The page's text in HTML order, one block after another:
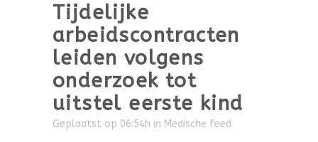
Tijdelijke
arbeidscontracten
leiden volgens
onderzoek tot
uitstel eerste kind
Geplaatst op 06:54h in Medische feed